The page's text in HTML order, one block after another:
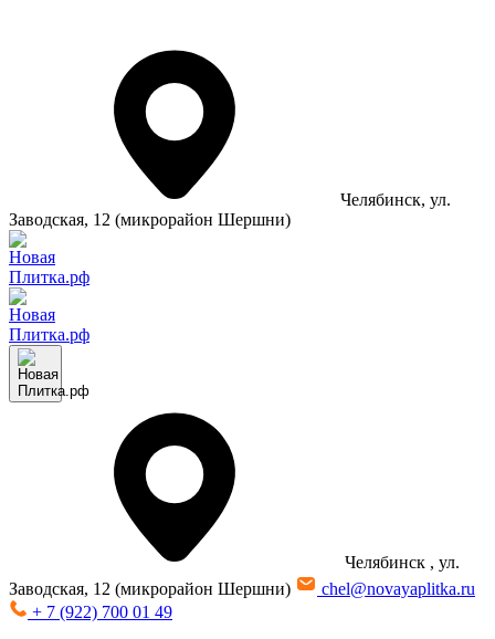
Челябинск, ул.
Заводская, 12 (микрорайон Шершни)
Челябинск , ул.
Заводская, 12 (микрорайон Шершни)
chel@novayaplitka.ru
+ 7 (922) 700 01 49